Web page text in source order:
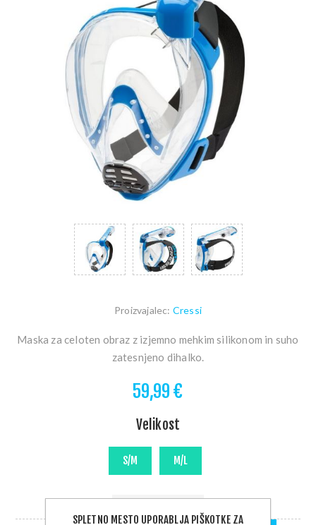
Proizvajalec: Cressi
Maska za celoten obraz z izjemno mehkim silikonom in suho
zatesnjeno dihalko.
59,99 €
Velikost
SPLETNO MESTO UPORABLJA PIŠKOTKE ZA